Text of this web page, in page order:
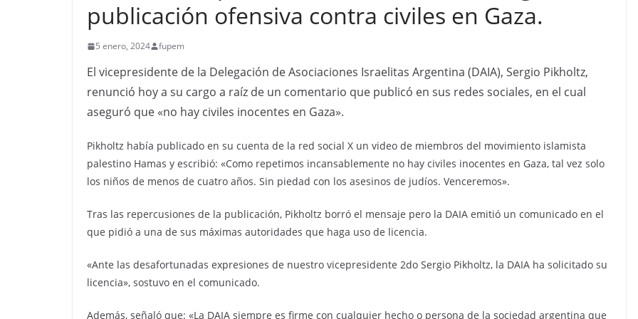
publicación ofensiva contra civiles en Gaza.
5 enero, 2024 fupem
El vicepresidente de la Delegación de Asociaciones Israelitas Argentina (DAIA), Sergio Pikholtz,
renunció hoy a su cargo a raíz de un comentario que publicó en sus redes sociales, en el cual
aseguró que «no hay civiles inocentes en Gaza».
Pikholtz había publicado en su cuenta de la red social X un video de miembros del movimiento islamista
palestino Hamas y escribió: «Como repetimos incansablemente no hay civiles inocentes en Gaza, tal vez solo
los niños de menos de cuatro años. Sin piedad con los asesinos de judíos. Venceremos».
Tras las repercusiones de la publicación, Pikholtz borró el mensaje pero la DAIA emitió un comunicado en el
que pidió a una de sus máximas autoridades que haga uso de licencia.
«Ante las desafortunadas expresiones de nuestro vicepresidente 2do Sergio Pikholtz, la DAIA ha solicitado su
licencia», sostuvo en el comunicado.
Además, señaló que: «La DAIA siempre es firme con cualquier hecho o persona de la sociedad argentina que